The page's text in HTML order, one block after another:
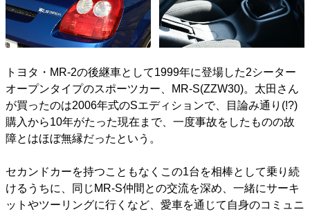
トヨタ・MR-2の後継車として1999年に登場した2シーター
オープンタイプのスポーツカー、MR-S(ZZW30)。太田さん
が買ったのは2006年式のSエディションで、目論み通り(!?)
購入から10年がたった現在まで、一度事故をしたものの故
障とはほぼ無縁だったという。
セカンドカーを持つこともなくこの1台を相棒として乗り続
けるうちに、同じMR-S仲間との交流を深め、一緒にサーキ
ットやツーリングに行くなど、愛車を通じて自身のコミュニ